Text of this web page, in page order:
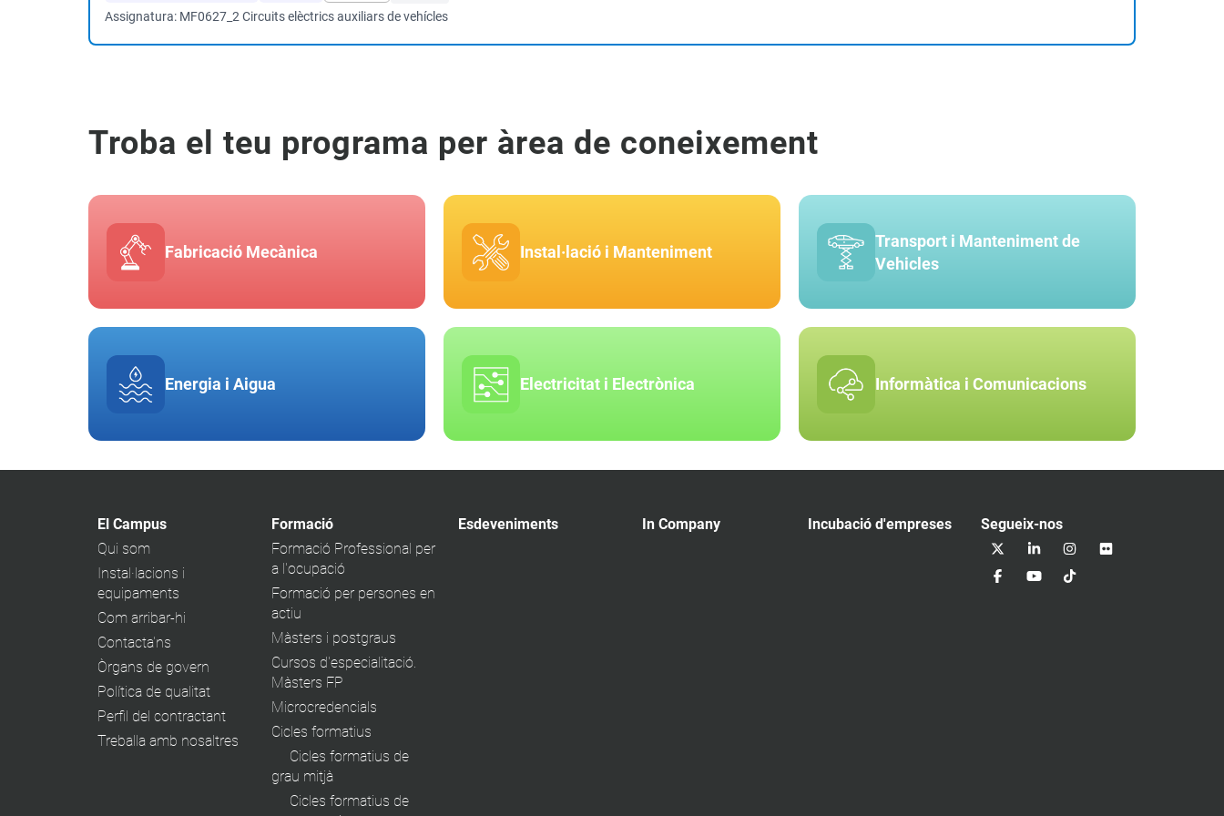
Assignatura: MF0627_2 Circuits elèctrics auxiliars de vehícles
Troba el teu programa per àrea de coneixement
Fabricació Mecànica Instal·lació i Manteniment
Transport i Manteniment de
Vehicles
Energia i Aigua Electricitat i Electrònica Informàtica i Comunicacions
El Campus
Qui som
Instal·lacions i
equipaments
Com arribar-hi
Contacta'ns
Òrgans de govern
Política de qualitat
Perfil del contractant
Treballa amb nosaltres
Formació
Formació Professional per
a l'ocupació
Formació per persones en
actiu
Màsters i postgraus
Cursos d'especialitació.
Màsters FP
Microcredencials
Cicles formatius
Cicles formatius de
grau mitjà
Cicles formatius de
Esdeveniments In Company Incubació d'empreses Segueix-nos